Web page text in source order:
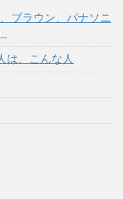
ブラウン、パナソニ
は、こんな人